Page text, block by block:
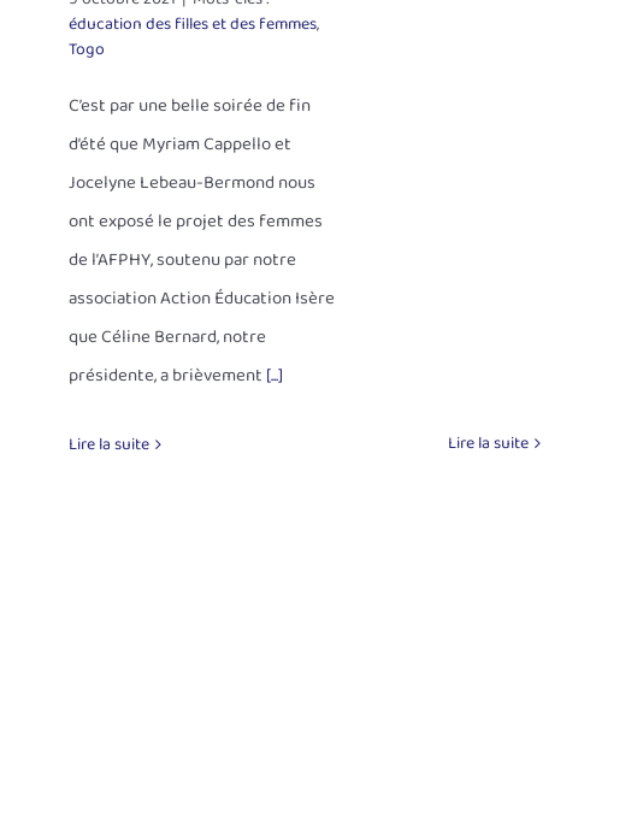
éducation des filles et des femmes,
Togo
C’est par une belle soirée de fin
d’été que Myriam Cappello et
Jocelyne Lebeau-Bermond nous
ont exposé le projet des femmes
de l’AFPHY, soutenu par notre
association Action Éducation Isère
que Céline Bernard, notre
présidente, a brièvement [...]
Lire la suite Lire la suite